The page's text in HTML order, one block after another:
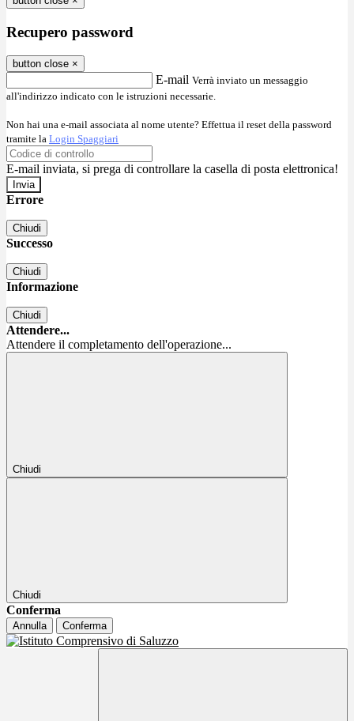
Recupero password
button close ×
E-mail Verrà inviato un messaggio
all'indirizzo indicato con le istruzioni necessarie.
Non hai una e-mail associata al nome utente? Effettua il reset della password
tramite la Login Spaggiari
E-mail inviata, si prega di controllare la casella di posta elettronica!
Errore
Chiudi
Successo
Chiudi
Informazione
Chiudi
Attendere...
Attendere il completamento dell'operazione...
Chiudi
Chiudi
Conferma
Annulla Conferma